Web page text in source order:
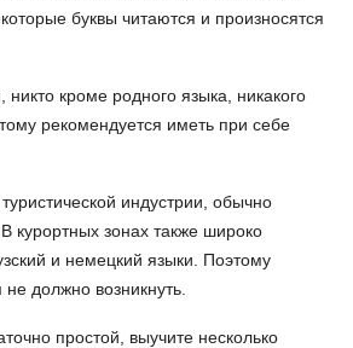
буквы читаются и произносятся
никто кроме родного языка, никакого
рекомендуется иметь при себе
индустрии, обычно
курортных зонах также широко
и немецкий языки. Поэтому
должно возникнуть.
простой, выучите несколько